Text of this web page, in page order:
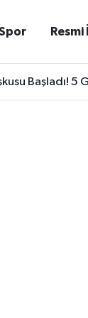
Başladı! 5